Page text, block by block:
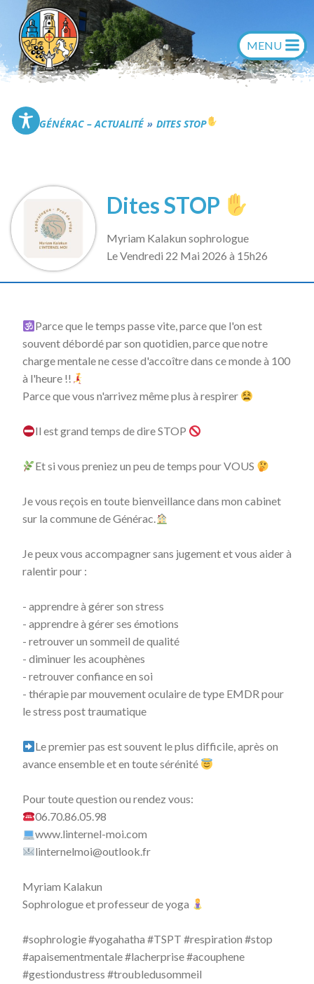
contenu
Commune de Générac
GÉNÉRAC – ACTUALITÉ DITES STOP
Dites STOP
Myriam Kalakun sophrologue
Le Vendredi 22 Mai 2026 à 15h26
Parce que le temps passe vite, parce que l'on est
souvent débordé par son quotidien, parce que notre
charge mentale ne cesse d'accoître dans ce monde à 100
à l'heure !!
Parce que vous n'arrivez même plus à respirer
Il est grand temps de dire STOP
Et si vous preniez un peu de temps pour VOUS
Je vous reçois en toute bienveillance dans mon cabinet
sur la commune de Générac.
Je peux vous accompagner sans jugement et vous aider à
ralentir pour :
- apprendre à gérer son stress
- apprendre à gérer ses émotions
- retrouver un sommeil de qualité
- diminuer les acouphènes
- retrouver confiance en soi
- thérapie par mouvement oculaire de type EMDR pour
le stress post traumatique
Le premier pas est souvent le plus difficile, après on
avance ensemble et en toute sérénité
Pour toute question ou rendez vous:
06.70.86.05.98
www.linternel-moi.com
linternelmoi@outlook.fr
Myriam Kalakun
Sophrologue et professeur de yoga
#sophrologie #yogahatha #TSPT #respiration #stop
#apaisementmentale #lacherprise #acouphene
#gestiondustress #troubledusommeil